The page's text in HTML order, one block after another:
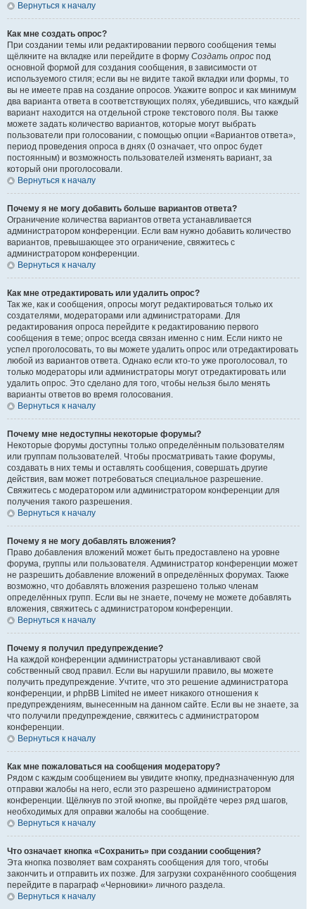
Вернуться к началу
Как мне создать опрос?
При создании темы или редактировании первого сообщения темы
щёлкните на вкладке или перейдите в форму Создать опрос под
основной формой для создания сообщения, в зависимости от
используемого стиля; если вы не видите такой вкладки или формы, то
вы не имеете прав на создание опросов. Укажите вопрос и как минимум
два варианта ответа в соответствующих полях, убедившись, что каждый
вариант находится на отдельной строке текстового поля. Вы также
можете задать количество вариантов, которые могут выбрать
пользователи при голосовании, с помощью опции «Вариантов ответа»,
период проведения опроса в днях (0 означает, что опрос будет
постоянным) и возможность пользователей изменять вариант, за
который они проголосовали.
Вернуться к началу
Почему я не могу добавить больше вариантов ответа?
Ограничение количества вариантов ответа устанавливается
администратором конференции. Если вам нужно добавить количество
вариантов, превышающее это ограничение, свяжитесь с
администратором конференции.
Вернуться к началу
Как мне отредактировать или удалить опрос?
Так же, как и сообщения, опросы могут редактироваться только их
создателями, модераторами или администраторами. Для
редактирования опроса перейдите к редактированию первого
сообщения в теме; опрос всегда связан именно с ним. Если никто не
успел проголосовать, то вы можете удалить опрос или отредактировать
любой из вариантов ответа. Однако если кто-то уже проголосовал, то
только модераторы или администраторы могут отредактировать или
удалить опрос. Это сделано для того, чтобы нельзя было менять
варианты ответов во время голосования.
Вернуться к началу
Почему мне недоступны некоторые форумы?
Некоторые форумы доступны только определённым пользователям
или группам пользователей. Чтобы просматривать такие форумы,
создавать в них темы и оставлять сообщения, совершать другие
действия, вам может потребоваться специальное разрешение.
Свяжитесь с модератором или администратором конференции для
получения такого разрешения.
Вернуться к началу
Почему я не могу добавлять вложения?
Право добавления вложений может быть предоставлено на уровне
форума, группы или пользователя. Администратор конференции может
не разрешить добавление вложений в определённых форумах. Также
возможно, что добавлять вложения разрешено только членам
определённых групп. Если вы не знаете, почему не можете добавлять
вложения, свяжитесь с администратором конференции.
Вернуться к началу
Почему я получил предупреждение?
На каждой конференции администраторы устанавливают свой
собственный свод правил. Если вы нарушили правило, вы можете
получить предупреждение. Учтите, что это решение администратора
конференции, и phpBB Limited не имеет никакого отношения к
предупреждениям, вынесенным на данном сайте. Если вы не знаете, за
что получили предупреждение, свяжитесь с администратором
конференции.
Вернуться к началу
Как мне пожаловаться на сообщения модератору?
Рядом с каждым сообщением вы увидите кнопку, предназначенную для
отправки жалобы на него, если это разрешено администратором
конференции. Щёлкнув по этой кнопке, вы пройдёте через ряд шагов,
необходимых для оправки жалобы на сообщение.
Вернуться к началу
Что означает кнопка «Сохранить» при создании сообщения?
Эта кнопка позволяет вам сохранять сообщения для того, чтобы
закончить и отправить их позже. Для загрузки сохранённого сообщения
перейдите в параграф «Черновики» личного раздела.
Вернуться к началу